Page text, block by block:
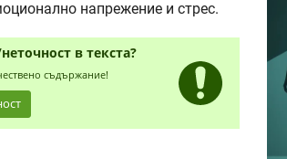
напрежение и стрес.
в текста?
съдържание!